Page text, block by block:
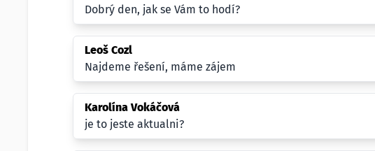
Dobrý den, jak se Vám to hodí?
Leoš Cozl
Najdeme řešení, máme zájem
Karolína Vokáčová
je to jeste aktualni?